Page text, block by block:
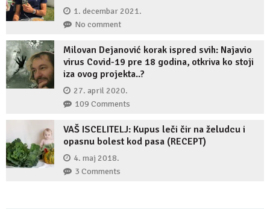
1. decembar 2021.
No comment
Milovan Dejanović korak ispred svih: Najavio
virus Covid-19 pre 18 godina, otkriva ko stoji
iza ovog projekta..?
27. april 2020.
109 Comments
VAŠ ISCELITELJ: Kupus leči čir na želudcu i
opasnu bolest kod pasa (RECEPT)
4. maj 2018.
3 Comments